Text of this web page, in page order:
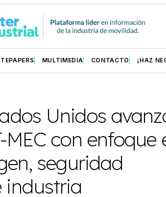
MULTIMEDIA CONTACTO ¡HAZ
Unidos
MEC con enfoque
seguridad
industria